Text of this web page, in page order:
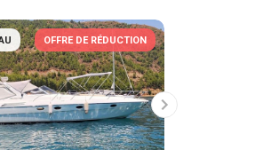
OFFRE DE RÉDUCTION